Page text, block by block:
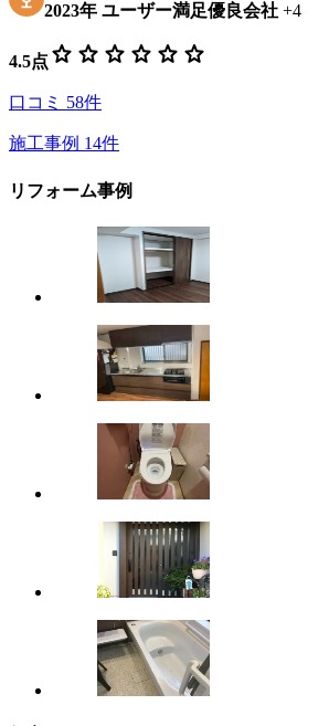
2023年 ユーザー満足優良会社 +4
4.5点 star star star star star star
口コミ 58件
施工事例 14件
リフォーム事例